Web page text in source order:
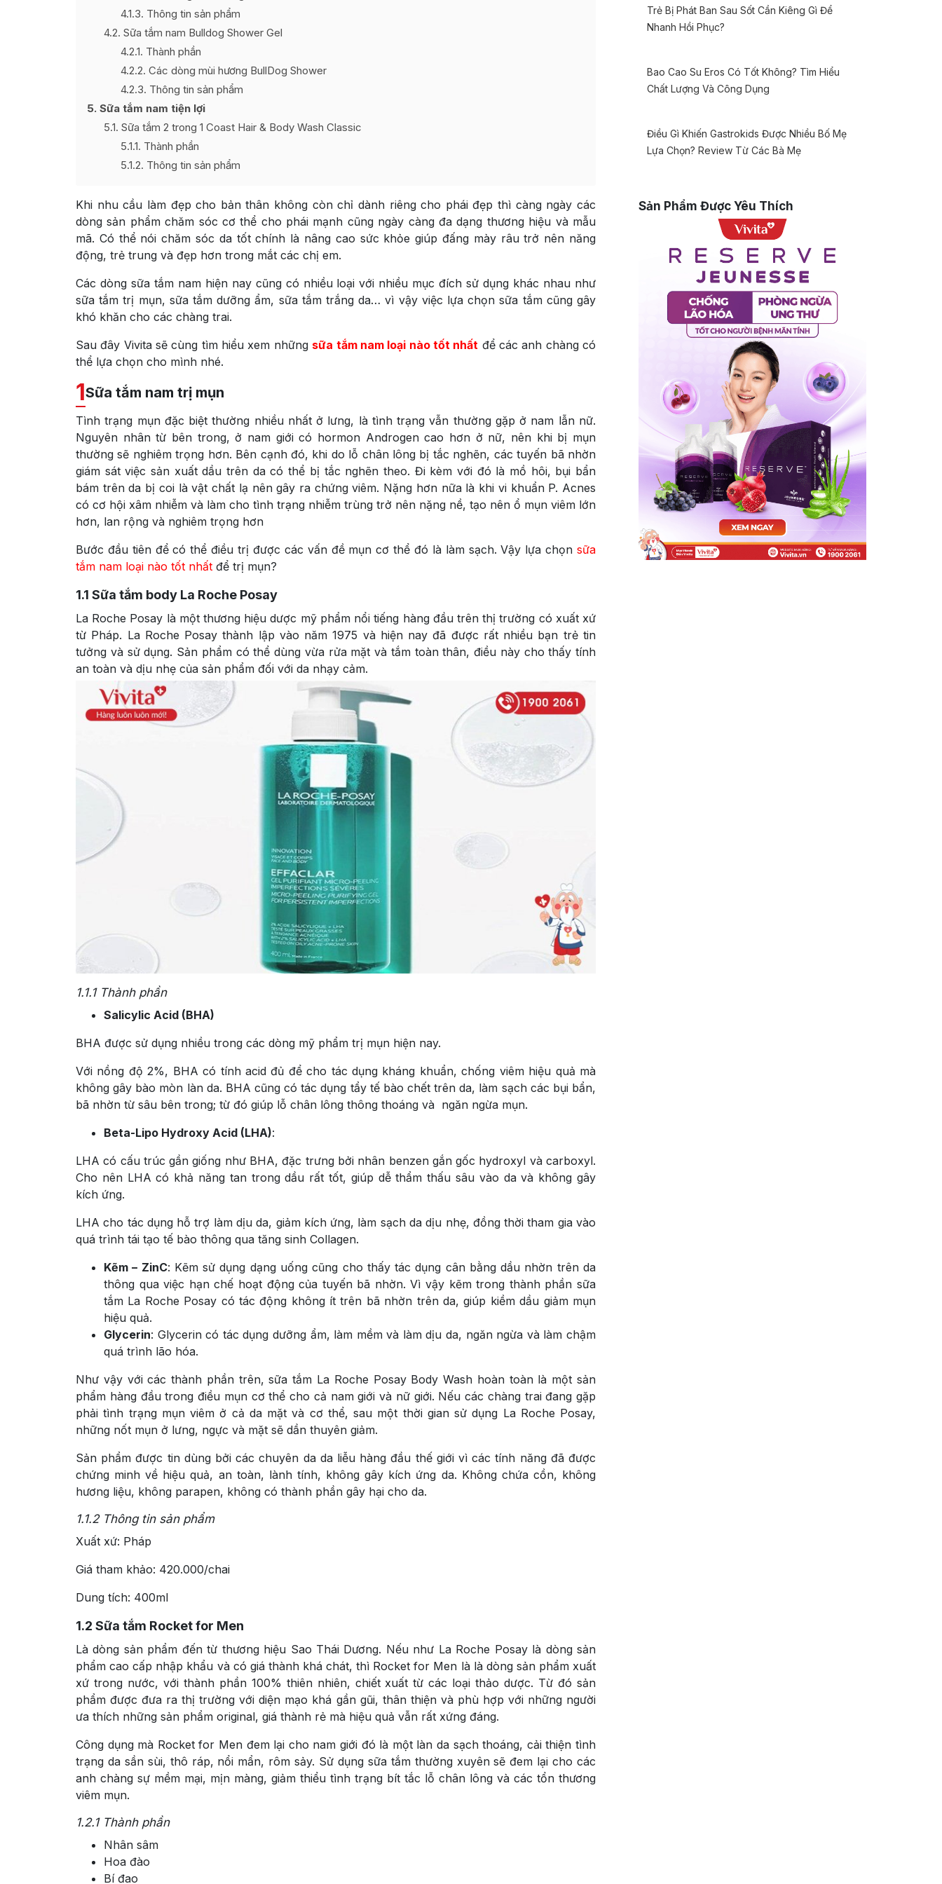
4.1.3 Thông tin sản phẩm
4.2 Sữa tắm nam Bulldog Shower Gel
4.2.1 Thành phần
4.2.2 Các dòng mùi hương BullDog Shower
4.2.3 Thông tin sản phẩm
5 Sữa tắm nam tiện lợi
5.1 Sữa tắm 2 trong 1 Coast Hair & Body Wash Classic
5.1.1 Thành phần
5.1.2 Thông tin sản phẩm
Khi nhu cầu làm đẹp cho bản thân không còn chỉ dành riêng cho phái đẹp thì càng ngày các
dòng sản phẩm chăm sóc cơ thể cho phái mạnh cũng ngày càng đa dạng thương hiệu và mẫu
mã. Có thể nói chăm sóc da tốt chính là nâng cao sức khỏe giúp đấng mày râu trở nên năng
động, trẻ trung và đẹp hơn trong mắt các chị em.
Các dòng sữa tắm nam hiện nay cũng có nhiều loại với nhiều mục đích sử dụng khác nhau như
sữa tắm trị mụn, sữa tắm dưỡng ẩm, sữa tắm trắng da… vì vậy việc lựa chọn sữa tắm cũng gây
khó khăn cho các chàng trai.
Sau đây Vivita sẽ cùng tìm hiểu xem những sữa tắm nam loại nào tốt nhất để các anh chàng có
thể lựa chọn cho mình nhé.
1Sữa tắm nam trị mụn
Tình trạng mụn đặc biệt thường nhiều nhất ở lưng, là tình trạng vẫn thường gặp ở nam lẫn nữ.
Nguyên nhân từ bên trong, ở nam giới có hormon Androgen cao hơn ở nữ, nên khi bị mụn
thường sẽ nghiêm trọng hơn. Bên cạnh đó, khi do lỗ chân lông bị tắc nghẽn, các tuyến bã nhờn
giám sát việc sản xuất dầu trên da có thể bị tắc nghẽn theo. Đi kèm với đó là mồ hôi, bụi bẩn
bám trên da bị coi là vật chất lạ nên gây ra chứng viêm. Nặng hơn nữa là khi vi khuẩn P. Acnes
có cơ hội xâm nhiễm và làm cho tình trạng nhiễm trùng trở nên nặng nề, tạo nên ổ mụn viêm lớn
hơn, lan rộng và nghiêm trọng hơn
Bước đầu tiên để có thể điều trị được các vấn đề mụn cơ thể đó là làm sạch. Vậy lựa chọn sữa
tắm nam loại nào tốt nhất để trị mụn?
1.1 Sữa tắm body La Roche Posay
La Roche Posay là một thương hiệu dược mỹ phẩm nổi tiếng hàng đầu trên thị trường có xuất xứ
từ Pháp. La Roche Posay thành lập vào năm 1975 và hiện nay đã được rất nhiều bạn trẻ tin
tưởng và sử dụng. Sản phẩm có thể dùng vừa rửa mặt và tắm toàn thân, điều này cho thấy tính
an toàn và dịu nhẹ của sản phẩm đối với da nhạy cảm.
1.1.1 Thành phần
Salicylic Acid (BHA)
BHA được sử dụng nhiều trong các dòng mỹ phẩm trị mụn hiện nay.
Với nồng độ 2%, BHA có tính acid đủ để cho tác dụng kháng khuẩn, chống viêm hiệu quả mà
không gây bào mòn làn da. BHA cũng có tác dụng tẩy tế bào chết trên da, làm sạch các bụi bẩn,
bã nhờn từ sâu bên trong; từ đó giúp lỗ chân lông thông thoáng và ngăn ngừa mụn.
Beta-Lipo Hydroxy Acid (LHA):
LHA có cấu trúc gần giống như BHA, đặc trưng bởi nhân benzen gắn gốc hydroxyl và carboxyl.
Cho nên LHA có khả năng tan trong dầu rất tốt, giúp dễ thẩm thấu sâu vào da và không gây
kích ứng.
LHA cho tác dụng hỗ trợ làm dịu da, giảm kích ứng, làm sạch da dịu nhẹ, đồng thời tham gia vào
quá trình tái tạo tế bào thông qua tăng sinh Collagen.
Kẽm – ZinC: Kẽm sử dụng dạng uống cũng cho thấy tác dụng cân bằng dầu nhờn trên da
thông qua việc hạn chế hoạt động của tuyến bã nhờn. Vì vậy kẽm trong thành phần sữa
tắm La Roche Posay có tác động không ít trên bã nhờn trên da, giúp kiềm dầu giảm mụn
hiệu quả.
Glycerin: Glycerin có tác dụng dưỡng ẩm, làm mềm và làm dịu da, ngăn ngừa và làm chậm
quá trình lão hóa.
Như vậy với các thành phần trên, sữa tắm La Roche Posay Body Wash hoàn toàn là một sản
phẩm hàng đầu trong điều mụn cơ thể cho cả nam giới và nữ giới. Nếu các chàng trai đang gặp
phải tình trạng mụn viêm ở cả da mặt và cơ thể, sau một thời gian sử dụng La Roche Posay,
những nốt mụn ở lưng, ngực và mặt sẽ dần thuyên giảm.
Sản phẩm được tin dùng bởi các chuyên da da liễu hàng đầu thế giới vì các tính năng đã được
chứng minh về hiệu quả, an toàn, lành tính, không gây kích ứng da. Không chứa cồn, không
hương liệu, không parapen, không có thành phần gây hại cho da.
1.1.2 Thông tin sản phẩm
Xuất xứ: Pháp
Giá tham khảo: 420.000/chai
Dung tích: 400ml
1.2 Sữa tắm Rocket for Men
Là dòng sản phẩm đến từ thương hiệu Sao Thái Dương. Nếu như La Roche Posay là dòng sản
phẩm cao cấp nhập khẩu và có giá thành khá chát, thì Rocket for Men là là dòng sản phẩm xuất
xứ trong nước, với thành phần 100% thiên nhiên, chiết xuất từ các loại thảo dược. Từ đó sản
phẩm được đưa ra thị trường với diện mạo khá gần gũi, thân thiện và phù hợp với những người
ưa thích những sản phẩm original, giá thành rẻ mà hiệu quả vẫn rất xứng đáng.
Công dụng mà Rocket for Men đem lại cho nam giới đó là một làn da sạch thoáng, cải thiện tình
trạng da sần sùi, thô ráp, nổi mẩn, rôm sảy. Sử dụng sữa tắm thường xuyên sẽ đem lại cho các
anh chàng sự mềm mại, mịn màng, giảm thiểu tình trạng bít tắc lỗ chân lông và các tổn thương
viêm mụn.
1.2.1 Thành phần
Nhân sâm
Hoa đào
Bí đao
Trẻ Bị Phát Ban Sau Sốt Cần Kiêng Gì Để
Nhanh Hồi Phục?
Bao Cao Su Eros Có Tốt Không? Tìm Hiểu
Chất Lượng Và Công Dụng
Điều Gì Khiến Gastrokids Được Nhiều Bố Mẹ
Lựa Chọn? Review Từ Các Bà Mẹ
Sản Phẩm Được Yêu Thích